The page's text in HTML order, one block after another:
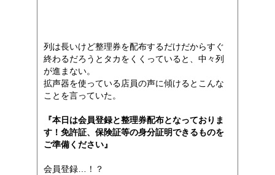
列は長いけど整理券を配布するだけだからすぐ
終わるだろうとタカをくくっていると、中々列
が進まない。
拡声器を使っている店員の声に傾けるとこんな
ことを言っていた。
『本日は会員登録と整理券配布となっておりま
す！免許証、保険証等の身分証明できるものを
ご準備ください』
会員登録…！？